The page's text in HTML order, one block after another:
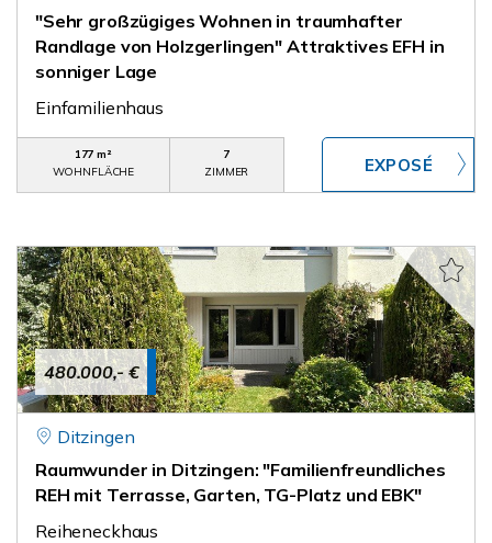
"Sehr großzügiges Wohnen in traumhafter
Randlage von Holzgerlingen" Attraktives EFH in
sonniger Lage
Einfamilienhaus
177 m²
WOHNFLÄCHE
7
ZIMMER
480.000,- €
Ditzingen
Raumwunder in Ditzingen: "Familienfreundliches
REH mit Terrasse, Garten, TG-Platz und EBK"
Reiheneckhaus